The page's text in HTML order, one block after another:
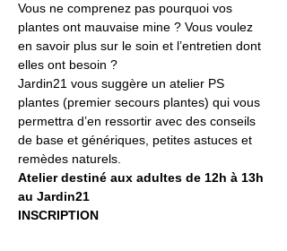
Vous ne comprenez pas pourquoi vos
plantes ont mauvaise mine ? Vous voulez
en savoir plus sur le soin et l’entretien dont
elles ont besoin ?
Jardin21 vous suggère un atelier PS
plantes (premier secours plantes) qui vous
permettra d’en ressortir avec des conseils
de base et génériques, petites astuces et
remèdes naturels.
Atelier destiné aux adultes de 12h à 13h
au Jardin21
INSCRIPTION